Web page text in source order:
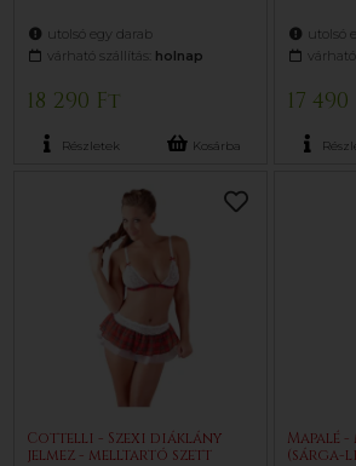
utolsó egy darab
várható szállítás: holnap
18 290 Ft
Részletek Kosárba
utolsó
17
Cottelli - Szexi diáklány
jelmez - melltartó szett
Mapalé
(sárga-